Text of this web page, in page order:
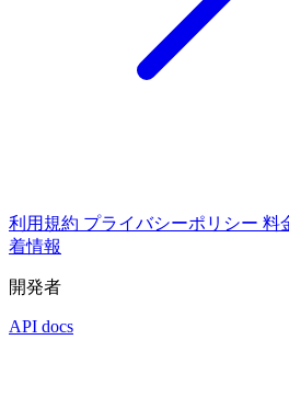
利用規約 プライバシーポリシー 料
着情報
開発者
API docs